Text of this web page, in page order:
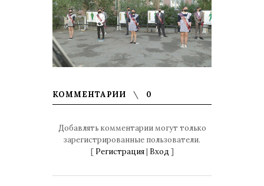
КОММЕНТАРИИ 0
Добавлять комментарии могут только
зарегистрированные пользователи.
[ Регистрация| Вход ]